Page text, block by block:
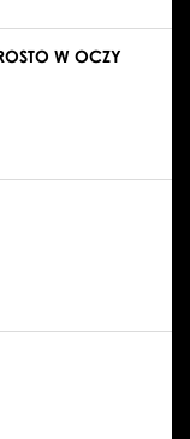
W OCZY